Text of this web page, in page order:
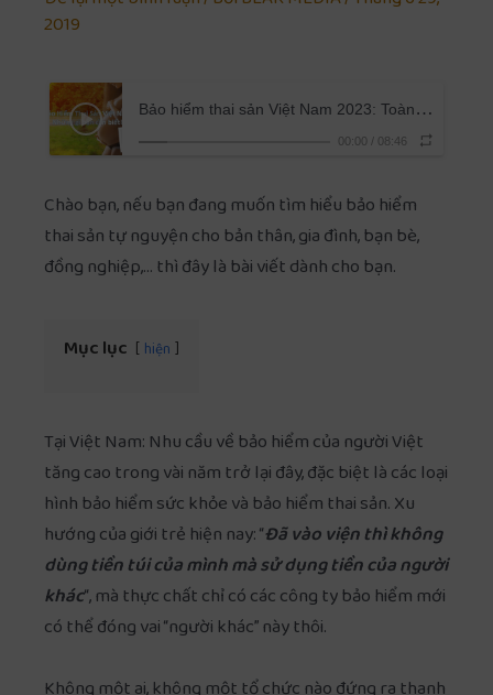
2019
Bảo hiểm thai sản Việt Nam 2023: Toàn bộ những gì bạn cần biết
00:00 / 08:46
Chào bạn, nếu bạn đang muốn tìm hiểu bảo hiểm
thai sản tự nguyện cho bản thân, gia đình, bạn bè,
đồng nghiệp,… thì đây là bài viết dành cho bạn.
Mục lục hiện
Tại Việt Nam: Nhu cầu về bảo hiểm của người Việt
tăng cao trong vài năm trở lại đây, đặc biệt là các loại
hình bảo hiểm sức khỏe và bảo hiểm thai sản. Xu
hướng của giới trẻ hiện nay: “Đã vào viện thì không
dùng tiền túi của mình mà sử dụng tiền của người
khác“, mà thực chất chỉ có các công ty bảo hiểm mới
có thể đóng vai “người khác” này thôi.